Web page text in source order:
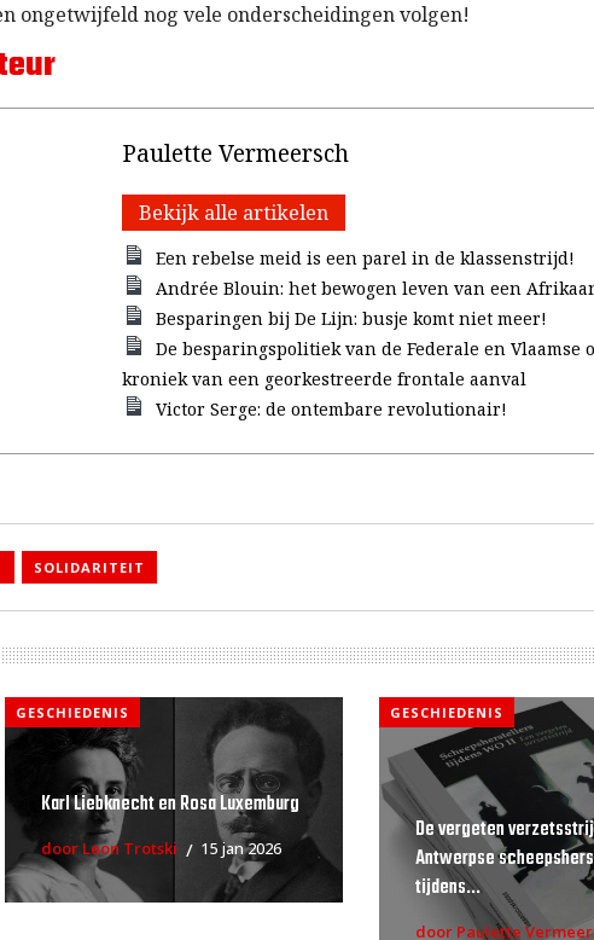
ongetwijfeld nog vele onderscheidingen volgen!
Paulette Vermeersch
Bekijk alle artikelen
Een rebelse meid is een parel in de klassenstrijd!
Andrée Blouin: het bewogen leven van een
Besparingen bij De Lijn: busje komt niet meer!
De besparingspolitiek van de Federale en Vlaamse
kroniek van een georkestreerde frontale aanval
Victor Serge: de ontembare revolutionair!
SOLIDARITEIT
GESCHIEDENIS
Karl Liebknecht en Rosa Luxemburg
door Leon Trotski 15 jan 2026
GESCHIEDENIS
De vergeten
Antwerpse
tijdens...
door Paulette